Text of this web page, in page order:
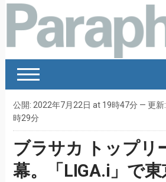
公開: 2022年7月22日 at 19時47分 — 更
時29分
ブラサカ トップリ
幕。「LIGA.i」で